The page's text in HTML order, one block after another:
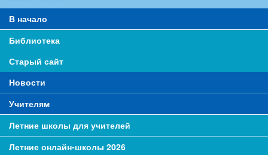
В начало
Библиотека
Старый сайт
Новости
Учителям
Летние школы для учителей
Летние онлайн-школы 2026